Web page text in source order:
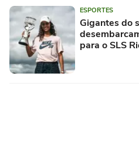
ESPORTES
Gigantes do
para o SLS